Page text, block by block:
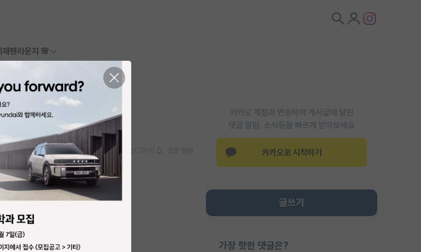
재팬라운지 🌸
카카오 계정과 연동하여 게시글에 달린
댓글 알람, 소식등을 빠르게 받아보세요
카카오로 시작하기
글쓰기
가장 핫한 댓글은?
스크랩